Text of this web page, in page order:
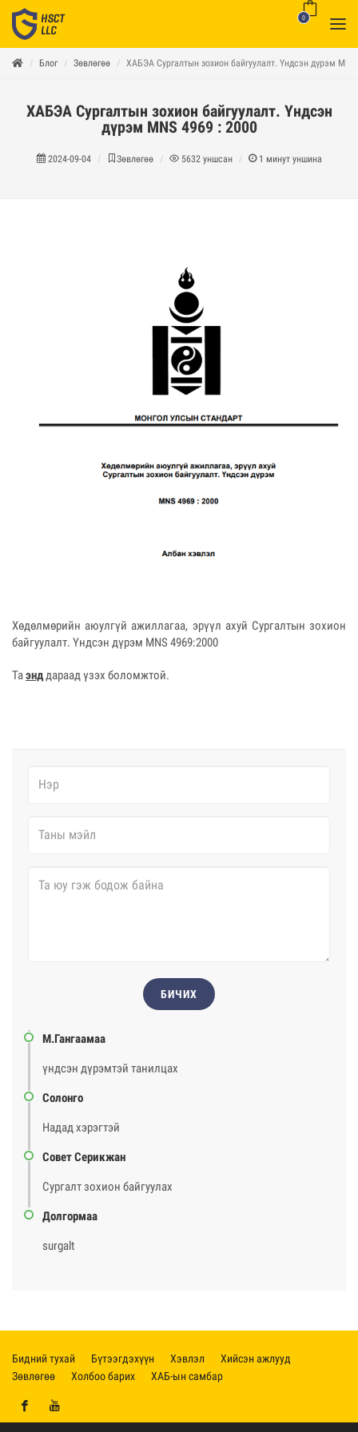
0
Блог Зөвлөгөө ХАБЭА Сургалтын зохион байгуулалт. Үндсэн дүрэм
ХАБЭА Сургалтын зохион байгуулалт. Үндсэн
дүрэм MNS 4969 : 2000
2024-09-04 Зөвлөгөө 5632 уншсан 1 минут уншина
Хөдөлмөрийн аюулгүй ажиллагаа, эрүүл ахуй Сургалтын зохион
байгуулалт. Үндсэн дүрэм MNS 4969:2000
Таэнд дараад үзэх боломжтой.
БИЧИХ
М.Гангаамаа
үндсэн дүрэмтэй танилцах
Солонго
Надад хэрэгтэй
Совет Серикжан
Сургалт зохион байгуулах
Долгормаа
surgalt
Бидний тухай Бүтээгдэхүүн Хэвлэл
Хийсэн ажлууд
Зөвлөгөө
Холбоо барих ХАБ-ын самбар